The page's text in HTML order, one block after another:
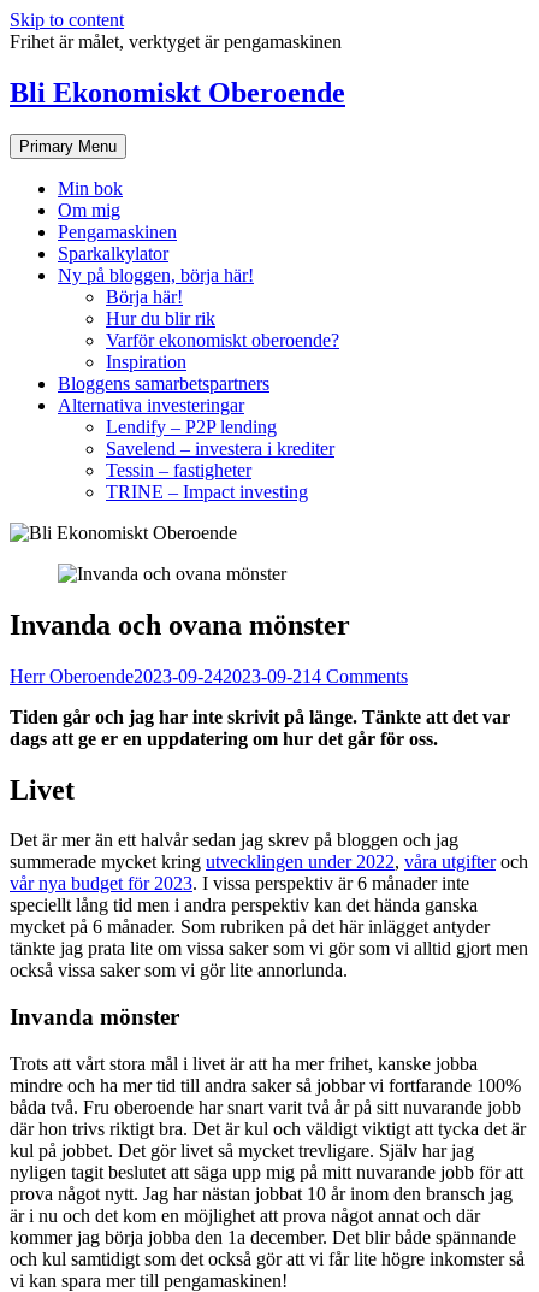
Skip to content
Frihet är målet, verktyget är pengamaskinen
Bli Ekonomiskt Oberoende
Primary Menu
Min bok
Om mig
Pengamaskinen
Sparkalkylator
Ny på bloggen, börja här!
Börja här!
Hur du blir rik
Varför ekonomiskt oberoende?
Inspiration
Bloggens samarbetspartners
Alternativa investeringar
Lendify – P2P lending
Savelend – investera i krediter
Tessin – fastigheter
TRINE – Impact investing
Invanda och ovana mönster
Herr Oberoende2023-09-242023-09-214 Comments
Tiden går och jag har inte skrivit på länge. Tänkte att det var
dags att ge er en uppdatering om hur det går för oss.
Livet
Det är mer än ett halvår sedan jag skrev på bloggen och jag
summerade mycket kring utvecklingen under 2022, våra utgifteroch
vår nya budget för 2023. I vissa perspektiv är 6 månader inte
speciellt lång tid men i andra perspektiv kan det hända ganska
mycket på 6 månader. Som rubriken på det här inlägget antyder
tänkte jag prata lite om vissa saker som vi gör som vi alltid gjort men
också vissa saker som vi gör lite annorlunda.
Invanda mönster
Trots att vårt stora mål i livet är att ha mer frihet, kanske jobba
mindre och ha mer tid till andra saker så jobbar vi fortfarande 100%
båda två. Fru oberoende har snart varit två år på sitt nuvarande jobb
där hon trivs riktigt bra. Det är kul och väldigt viktigt att tycka det är
kul på jobbet. Det gör livet så mycket trevligare. Själv har jag
nyligen tagit beslutet att säga upp mig på mitt nuvarande jobb för att
prova något nytt. Jag har nästan jobbat 10 år inom den bransch jag
är i nu och det kom en möjlighet att prova något annat och där
kommer jag börja jobba den 1a december. Det blir både spännande
och kul samtidigt som det också gör att vi får lite högre inkomster så
vi kan spara mer till pengamaskinen!